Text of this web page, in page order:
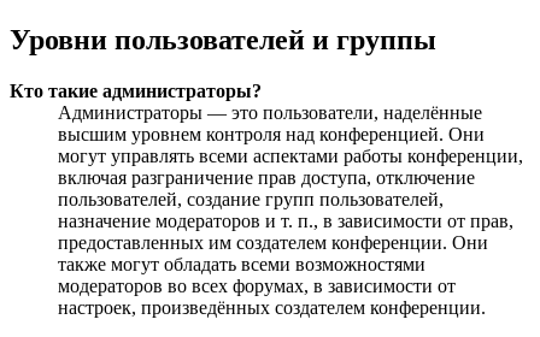
Уровни пользователей и группы
Кто такие администраторы?
Администраторы — это пользователи, наделённые
высшим уровнем контроля над конференцией. Они
могут управлять всеми аспектами работы конференции,
включая разграничение прав доступа, отключение
пользователей, создание групп пользователей,
назначение модераторов и т. п., в зависимости от прав,
предоставленных им создателем конференции. Они
также могут обладать всеми возможностями
модераторов во всех форумах, в зависимости от
настроек, произведённых создателем конференции.